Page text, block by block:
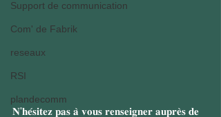
Support de communication
Com' de Fabrik
reseaux
RSI
plandecomm
𝐍'𝐡𝐞́𝐬𝐢𝐭𝐞𝐳 𝐩𝐚𝐬 𝐚̀ 𝐯𝐨𝐮𝐬 𝐫𝐞𝐧𝐬𝐞𝐢𝐠𝐧𝐞𝐫 𝐚𝐮𝐩𝐫𝐞̀𝐬 𝐝𝐞